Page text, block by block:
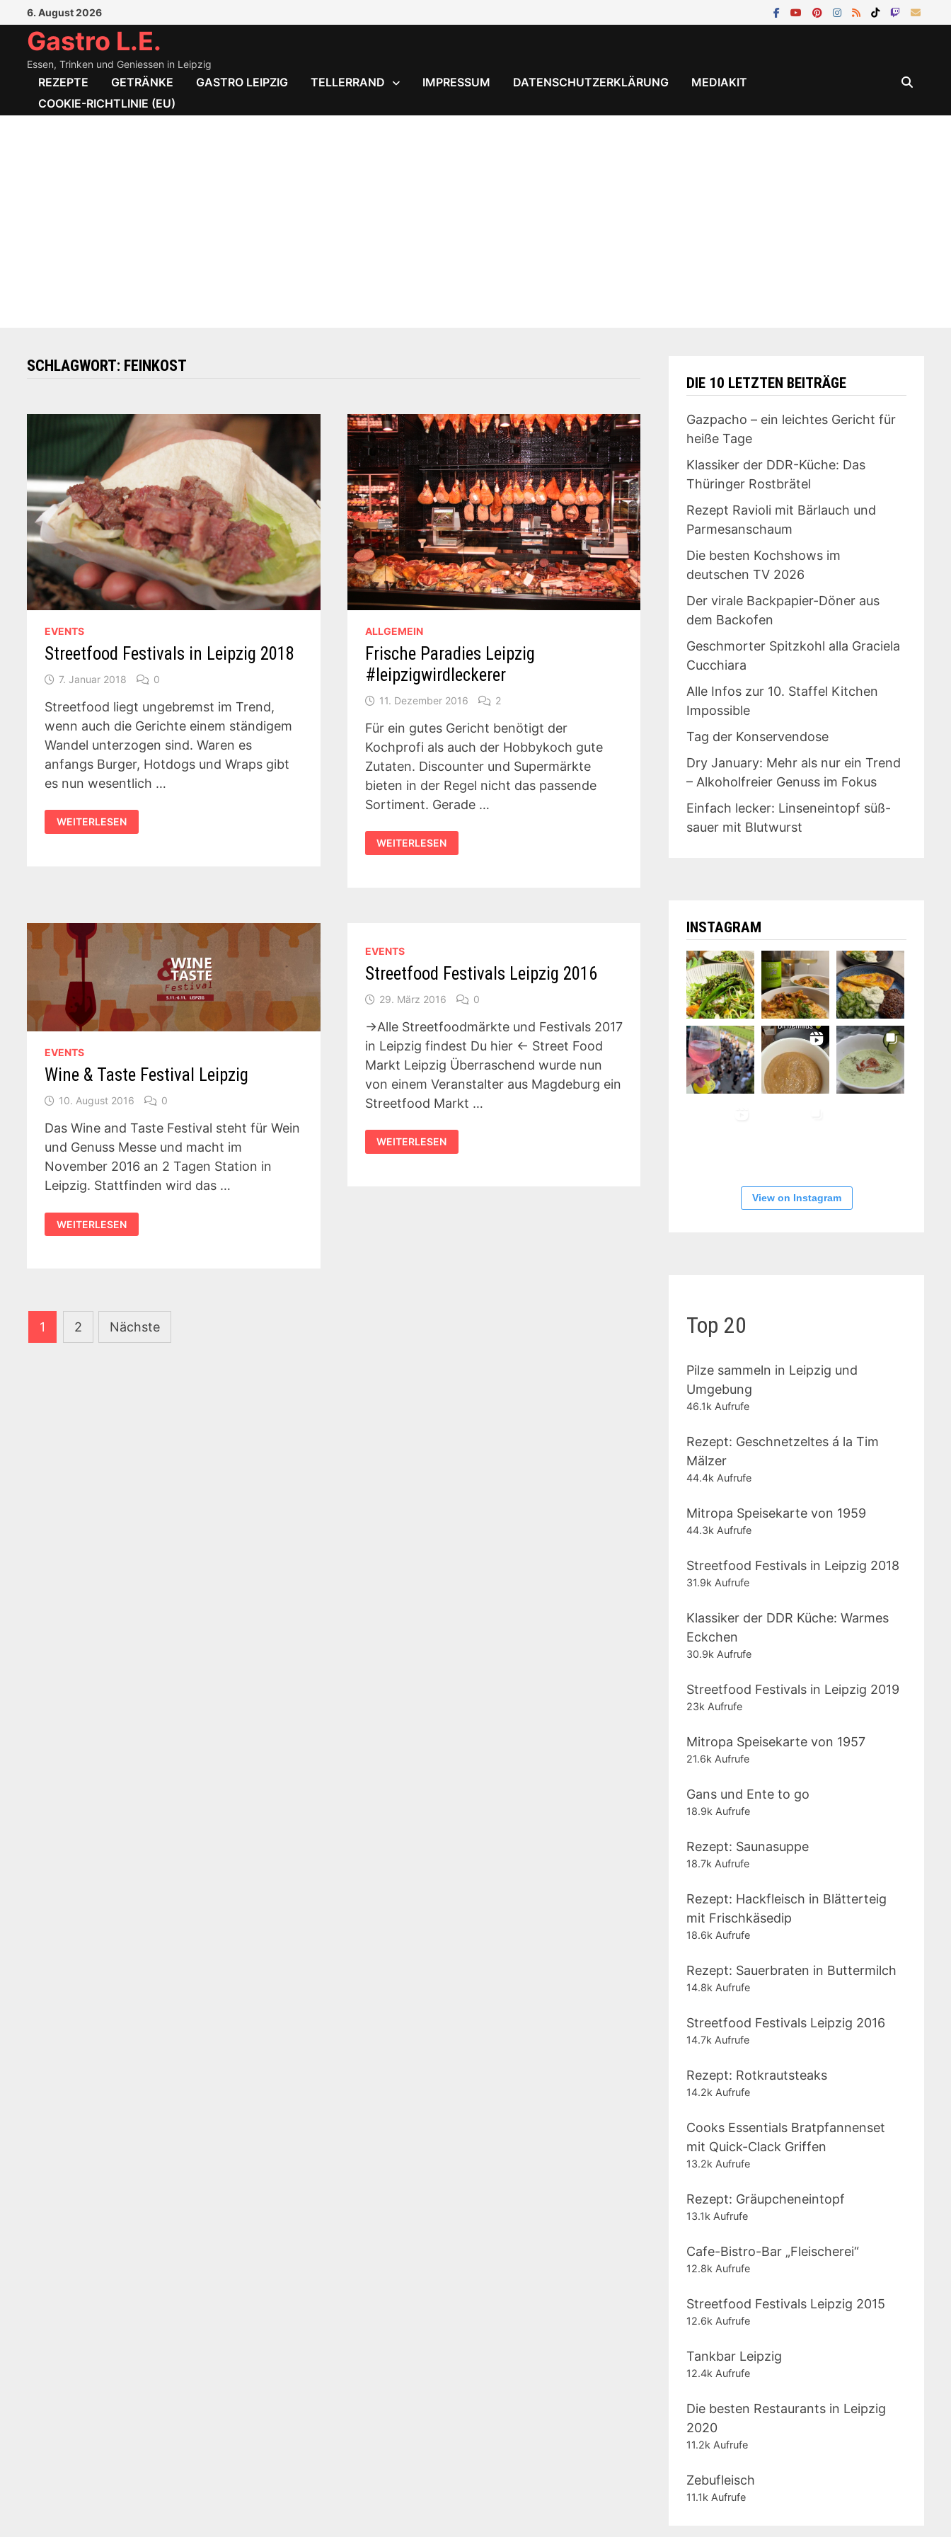
Inhalt
springen
6. August 2026
Gastro L.E.
Essen, Trinken und Geniessen in Leipzig
REZEPTE GETRÄNKE GASTRO LEIPZIG TELLERRAND IMPRESSUM DATENSCHUTZERKLÄRUNG
MEDIAKIT
COOKIE-RICHTLINIE (EU)
SCHLAGWORT: FEINKOST
EVENTS
Streetfood Festivals in Leipzig 2018
7. Januar 2018 0
Streetfood liegt ungebremst im Trend,
wenn auch die Gerichte einem ständigem
Wandel unterzogen sind. Waren es
anfangs Burger, Hotdogs und Wraps gibt
es nun wesentlich …
STREETFOOD
FESTIVALS
IN
WEITERLESEN
ALLGEMEIN
Frische Paradies Leipzig
#leipzigwirdleckerer
11. Dezember 2016 2
Für ein gutes Gericht benötigt der
Kochprofi als auch der Hobbykoch gute
Zutaten. Discounter und Supermärkte
bieten in der Regel nicht das passende
Sortiment. Gerade …
FRISCHE
PARADIES
LEIPZIG
WEITERLESEN
EVENTS
Wine & Taste Festival Leipzig
10. August 2016 0
Das Wine and Taste Festival steht für Wein
und Genuss Messe und macht im
November 2016 an 2 Tagen Station in
Leipzig. Stattfinden wird das …
WINE
&
TASTE
WEITERLESEN
EVENTS
Streetfood Festivals Leipzig 2016
29. März 2016 0
->Alle Streetfoodmärkte und Festivals 2017
in Leipzig findest Du hier <- Street Food
Markt Leipzig Überraschend wurde nun
von einem Veranstalter aus Magdeburg ein
Streetfood Markt …
STREETFOOD
FESTIVALS
LEIPZIG
WEITERLESEN
Seitennummerierung
der
1 2 Nächste
DIE 10 LETZTEN BEITRÄGE
Gazpacho – ein leichtes Gericht für
heiße Tage
Klassiker der DDR-Küche: Das
Thüringer Rostbrätel
Rezept Ravioli mit Bärlauch und
Parmesanschaum
Die besten Kochshows im
deutschen TV 2026
Der virale Backpapier-Döner aus
dem Backofen
Geschmorter Spitzkohl alla Graciela
Cucchiara
Alle Infos zur 10. Staffel Kitchen
Impossible
Tag der Konservendose
Dry January: Mehr als nur ein Trend
– Alkoholfreier Genuss im Fokus
Einfach lecker: Linseneintopf süß-
sauer mit Blutwurst
INSTAGRAM
View on Instagram
Top 20
Pilze sammeln in Leipzig und
Umgebung
46.1k Aufrufe
Rezept: Geschnetzeltes á la Tim
Mälzer
44.4k Aufrufe
Mitropa Speisekarte von 1959
44.3k Aufrufe
Streetfood Festivals in Leipzig 2018
31.9k Aufrufe
Klassiker der DDR Küche: Warmes
Eckchen
30.9k Aufrufe
Streetfood Festivals in Leipzig 2019
23k Aufrufe
Mitropa Speisekarte von 1957
21.6k Aufrufe
Gans und Ente to go
18.9k Aufrufe
Rezept: Saunasuppe
18.7k Aufrufe
Rezept: Hackfleisch in Blätterteig
mit Frischkäsedip
18.6k Aufrufe
Rezept: Sauerbraten in Buttermilch
14.8k Aufrufe
Streetfood Festivals Leipzig 2016
14.7k Aufrufe
Rezept: Rotkrautsteaks
14.2k Aufrufe
Cooks Essentials Bratpfannenset
mit Quick-Clack Griffen
13.2k Aufrufe
Rezept: Gräupcheneintopf
13.1k Aufrufe
Cafe-Bistro-Bar „Fleischerei“
12.8k Aufrufe
Streetfood Festivals Leipzig 2015
12.6k Aufrufe
Tankbar Leipzig
12.4k Aufrufe
Die besten Restaurants in Leipzig
2020
11.2k Aufrufe
Zebufleisch
11.1k Aufrufe